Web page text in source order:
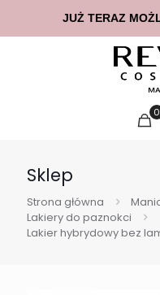
0
Sklep
Strona główna
Lakiery do paznokci
Lakier hybrydowy bez
INPOST